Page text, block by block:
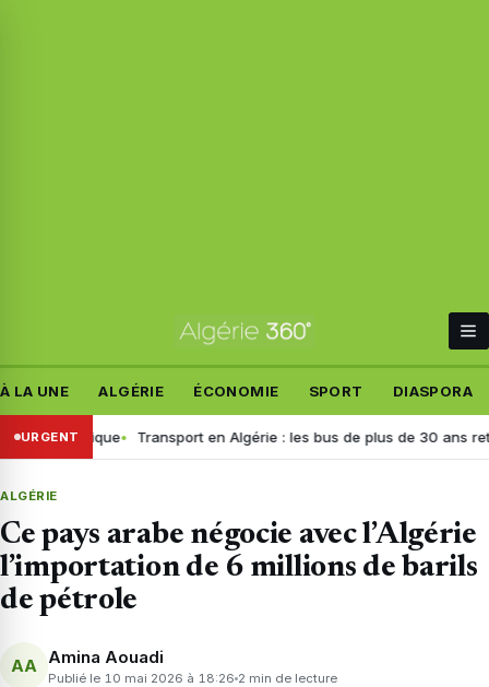
À LA UNE ALGÉRIE ÉCONOMIE SPORT DIASPORA
URGENTTransport en Algérie : les bus de plus de 30 ans retirés,
ALGÉRIE
Ce pays arabe négocie avec l’Algérie
l’importation de 6 millions de barils
de pétrole
AA Amina Aouadi
Publié le 10 mai 2026 à 18:26 2 min de lecture